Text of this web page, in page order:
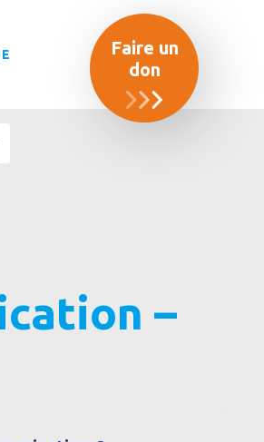
Faire un
don
–